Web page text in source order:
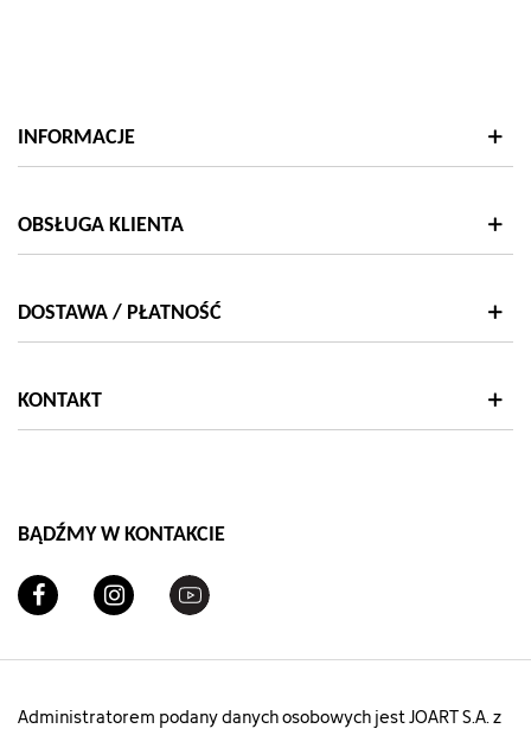
INFORMACJE
OBSŁUGA KLIENTA
DOSTAWA / PŁATNOŚĆ
KONTAKT
BĄDŹMY W KONTAKCIE
Administratorem podany danych osobowych jest JOART S.A. z